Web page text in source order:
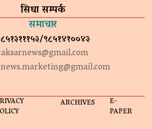
सिधा सम्पर्क
समाचार
९८५१४१००४३
ARCHIVES E-
PAPER